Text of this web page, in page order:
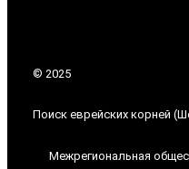
© 2025
Поиск еврейских корней
Межрегиональная